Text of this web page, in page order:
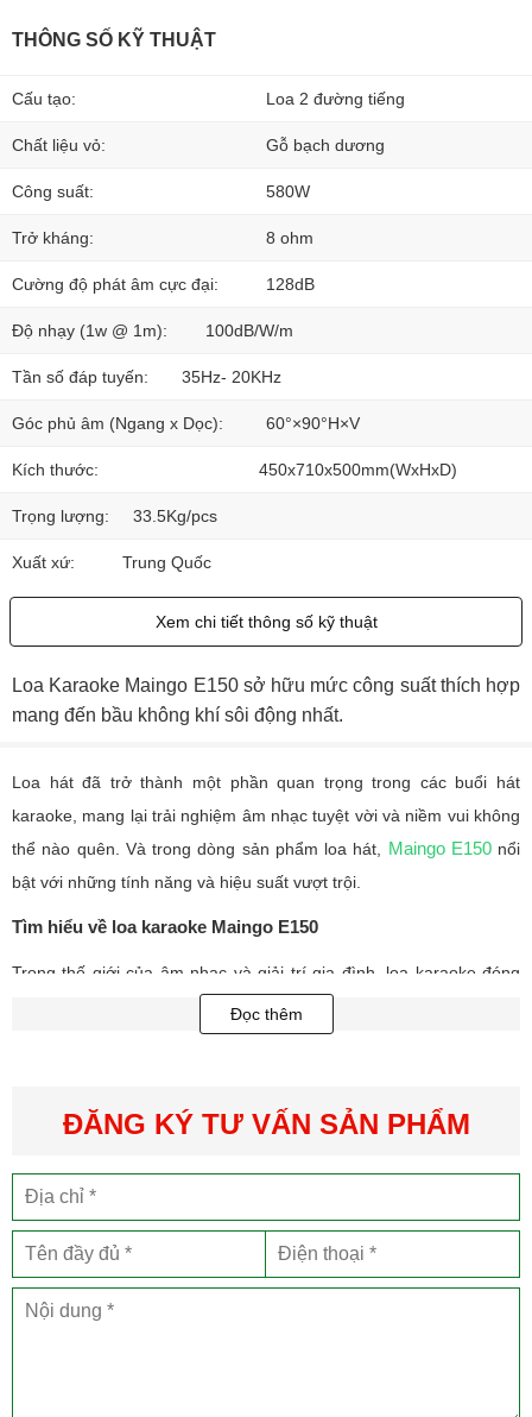
THÔNG SỐ KỸ THUẬT
Cấu tạo: Loa 2 đường tiếng
Chất liệu vỏ: Gỗ bạch dương
Công suất: 580W
Trở kháng: 8 ohm
Cường độ phát âm cực đại: 128dB
Độ nhạy (1w @ 1m): 100dB/W/m
Tần số đáp tuyến: 35Hz- 20KHz
Góc phủ âm (Ngang x Dọc): 60°×90°H×V
Kích thước: 450x710x500mm(WxHxD)
Trọng lượng: 33.5Kg/pcs
Xuất xứ: Trung Quốc
Xem chi tiết thông số kỹ thuật
Loa Karaoke Maingo E150 sở hữu mức công suất thích hợp
mang đến bầu không khí sôi động nhất.
Loa hát đã trở thành một phần quan trọng trong các buổi hát
karaoke, mang lại trải nghiệm âm nhạc tuyệt vời và niềm vui không
thể nào quên. Và trong dòng sản phẩm loa hát, Maingo E150nổi
bật với những tính năng và hiệu suất vượt trội.
Tìm hiểu về loa karaoke Maingo E150
Trong thế giới của âm nhạc và giải trí gia đình, loa karaoke đóng
vai trò quan trọng để mang đến những giây phút vui vẻ và thư giãn
cùng gia đình và bạn bè. Và loa Maingo E150 là một sự lựa chọn
động ngay tại gia đình.
lượng âm thanh chuyên nghiệp mà nó mang lại. Với công suất đầu
ra mạnh mẽ, loa tái tạo âm thanh một cách rõ ràng và chi tiết.
Những động tác và giọng hát của bạn sẽ được nâng lên một tầm
cao mới, với âm trầm mạnh mẽ và giọng hát truyền cảm. Điều này
mang đến trải nghiệm karaoke tuyệt vời và giúp bạn tận hưởng âm
Đọc thêm
ĐĂNG KÝ TƯ VẤN SẢN PHẨM